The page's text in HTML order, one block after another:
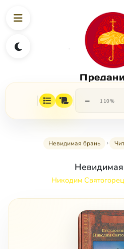
− 110%
Невидимая брань
Никодим